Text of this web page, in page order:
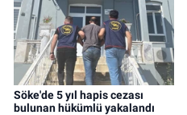
Söke'de 5 yıl hapis cezası
bulunan hükümlü yakalandı